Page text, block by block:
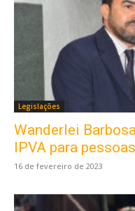
Legislações
Wanderlei
IPVA para
16 de fevereiro de 2023